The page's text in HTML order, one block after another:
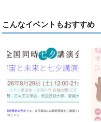
こんなイベントもおすすめ